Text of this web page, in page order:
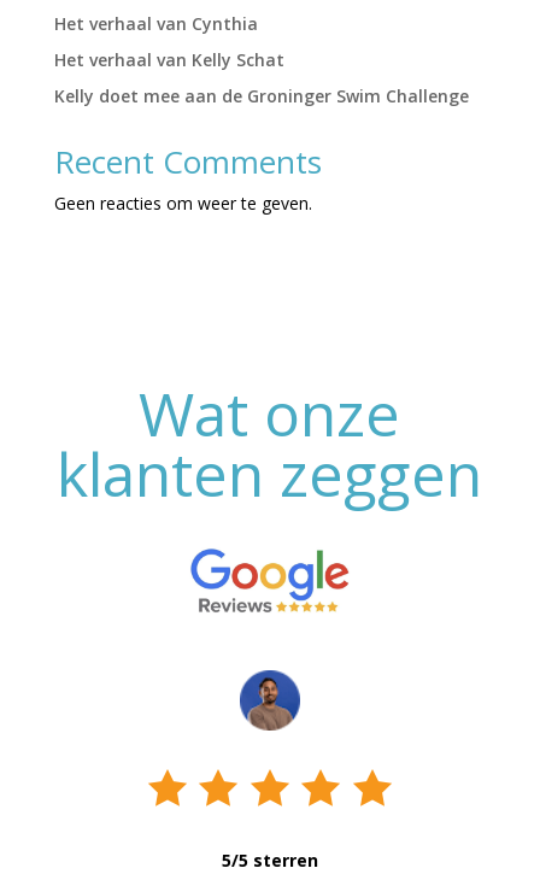
Het verhaal van Cynthia
Het verhaal van Kelly Schat
Kelly doet mee aan de Groninger Swim Challenge
Recent Comments
Geen reacties om weer te geven.
Wat onze
klanten zeggen
5/5 sterren